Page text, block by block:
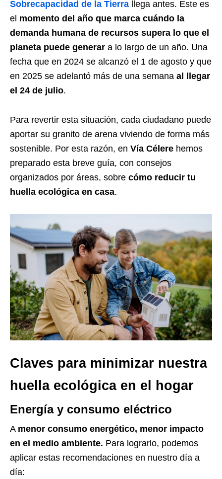
Sobrecapacidad de la Tierra llega antes. Este es
el momento del año que marca cuándo la
demanda humana de recursos supera lo que el
planeta puede generar a lo largo de un año. Una
fecha que en 2024 se alcanzó el 1 de agosto y que
en 2025 se adelantó más de una semana al llegar
el 24 de julio.
Para revertir esta situación, cada ciudadano puede
aportar su granito de arena viviendo de forma más
sostenible. Por esta razón, en Vía Célere hemos
preparado esta breve guía, con consejos
organizados por áreas, sobre cómo reducir tu
huella ecológica en casa.
Claves para minimizar nuestra
huella ecológica en el hogar
Energía y consumo eléctrico
A menor consumo energético, menor impacto
en el medio ambiente. Para lograrlo, podemos
aplicar estas recomendaciones en nuestro día a
día: